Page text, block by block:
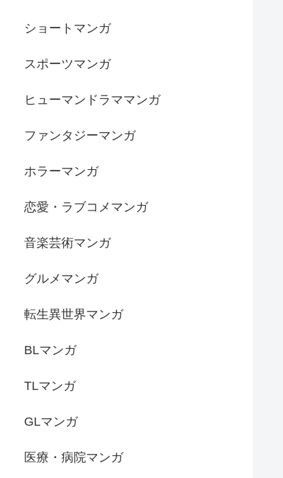
ショートマンガ
スポーツマンガ
ヒューマンドラママンガ
ファンタジーマンガ
ホラーマンガ
恋愛・ラブコメマンガ
音楽芸術マンガ
グルメマンガ
転生異世界マンガ
BLマンガ
TLマンガ
GLマンガ
医療・病院マンガ